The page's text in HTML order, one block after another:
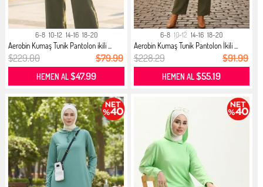
6-8 10-12 14-16 18-20
Aerobin Kumaş Tunik Pantolon ikili ...
$229.00 $79.99
HEMEN AL$47.99
6-8 10-12 14-16 18-20
Aerobin Kumaş Tunik Pantolon İkili ...
$228.29 $91.99
HEMEN AL$55.19